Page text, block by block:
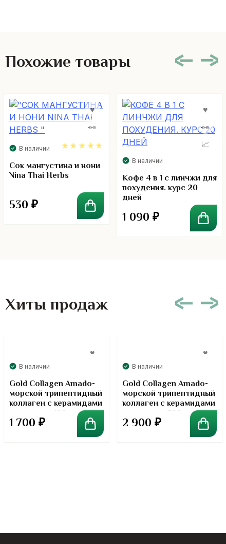
Похожие товары
В наличии
4.75
Сок мангустина и нони
Nina Thai Herbs
530 ₽
В наличии
Кофе 4 в 1 с линчжи для
похудения. курс 20
дней
1 090 ₽
Хиты продаж
В наличии
Gold Collagen Amado-
морской трипептидный
коллаген с керамидами
в порошке. 100 грамм
1 700 ₽
В наличии
Gold Collagen Amado-
морской трипептидный
коллаген с керамидами
в порошке. 300 грамм
2 900 ₽